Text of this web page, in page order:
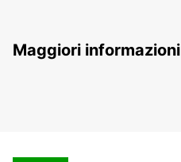
Maggiori informazioni